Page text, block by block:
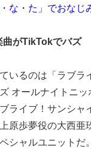
な・た」でおな
がTikTokでバズ
いるのは「ラブラ
オールナイトニ
ライブ！サンシ
原歩夢役の大西
シャルユニットだ。